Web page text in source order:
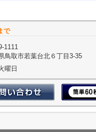
で
1111
鳥取市若葉台北６丁目3-35
曜日